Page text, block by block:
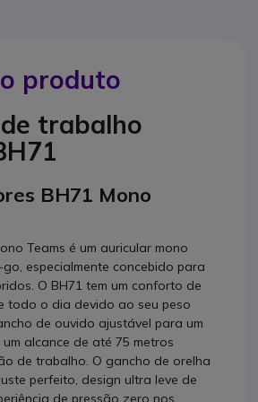
produto
trabalho
BH71 Mono
Teams é um auricular mono
especialmente concebido para
O BH71 tem um conforto de
todo o dia devido ao seu peso
de ouvido ajustável para um
alcance de até 75 metros
de trabalho. O gancho de orelha
perfeito, design ultra leve de
de pressão zero nos